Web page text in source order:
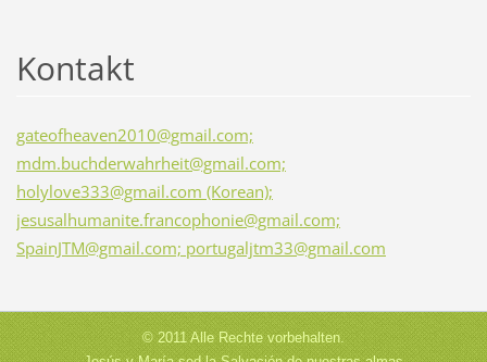
Kontakt
gateofheaven2010@gmail.com;
mdm.buchderwahrheit@gmail.com;
holylove333@gmail.com (Korean);
jesusalhumanite.francophonie@gmail.com;
SpainJTM@gmail.com; portugaljtm33@gmail.com
© 2011 Alle Rechte vorbehalten.